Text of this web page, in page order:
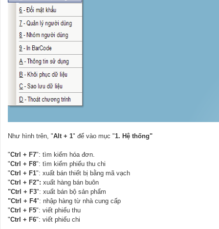
Như hình trên, "Alt + 1" để vào mục "1. Hệ thống"
"Ctrl + F7": tìm kiếm hóa đơn.
"Ctrl + F8": tìm kiếm phiếu thu chi
"Ctrl + F1": xuất bán thiết bị bằng mã vạch
"Ctrl + F2": xuất hàng bán buôn
"Ctrl + F3": xuất bán bộ sản phẩm
"Ctrl + F4": nhập hàng từ nhà cung cấp
"Ctrl + F5": viết phiếu thu
"Ctrl + F6": viết phiếu chi